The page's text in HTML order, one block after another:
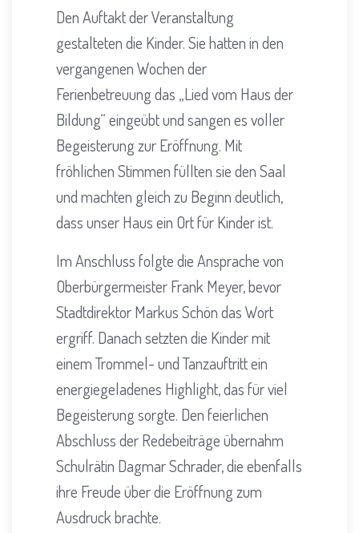
Den Auftakt der Veranstaltung
gestalteten die Kinder. Sie hatten in den
vergangenen Wochen der
Ferienbetreuung das „Lied vom Haus der
Bildung“ eingeübt und sangen es voller
Begeisterung zur Eröffnung. Mit
fröhlichen Stimmen füllten sie den Saal
und machten gleich zu Beginn deutlich,
dass unser Haus ein Ort für Kinder ist.
Im Anschluss folgte die Ansprache von
Oberbürgermeister Frank Meyer, bevor
Stadtdirektor Markus Schön das Wort
ergriff. Danach setzten die Kinder mit
einem Trommel- und Tanzauftritt ein
energiegeladenes Highlight, das für viel
Begeisterung sorgte. Den feierlichen
Abschluss der Redebeiträge übernahm
Schulrätin Dagmar Schrader, die ebenfalls
ihre Freude über die Eröffnung zum
Ausdruck brachte.